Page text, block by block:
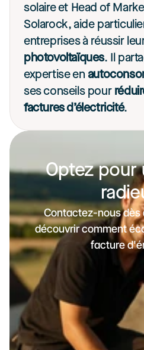
solaire et Head of
Solarock, aide
entreprises à réussir
photovoltaïques. Il
expertise en
ses conseils pour
factures d’électricité.
Optez pour
Contactez-nous dès
découvrir comment
facture